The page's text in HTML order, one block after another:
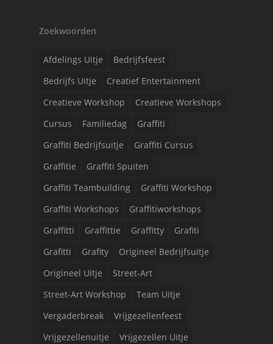
Zoekwoorden
Afdelings Uitje
Bedrijfsfeest
Bedrijfs Uitje
Creatief Entertainment
Creatieve Workshop
Creatieve Workshops
Cursus
Familiedag
Graffiti
Graffiti Bedrijfsuitje
Graffiti Cursus
Graffitie
Graffiti Spuiten
Graffiti Teambuilding
Graffiti Workshop
Graffiti Workshops
Graffitiworkshops
Graffitti
Graffittie Graffitty
Grafiti
Grafitti
Grafity
Origineel Bedrijfsuitje
Origineel Uitje
Street-Art
Street-Art Workshop
Team Uitje
Vergaderbreak
Vrijgezellenfeest
Vrijgezellenuitje
Vrijgezellen Uitje